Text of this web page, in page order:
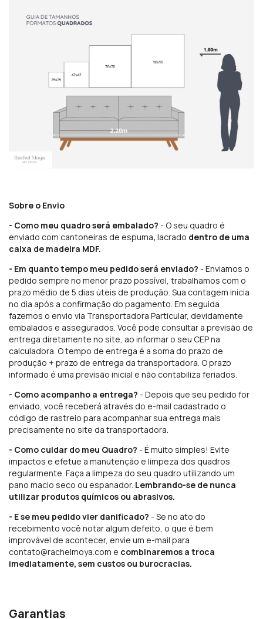
Sobre o Envio
- Como meu quadro será embalado? - O seu quadro é
enviado com cantoneiras de espuma, lacrado dentro de uma
caixa de madeira MDF.
- Em quanto tempo meu pedido será enviado? - Enviamos o
pedido sempre no menor prazo possível, trabalhamos com o
prazo médio de 5 dias úteis de produção. Sua contagem inicia
no dia após a confirmação do pagamento. Em seguida
fazemos o envio via Transportadora Particular, devidamente
embalados e assegurados. Você pode consultar a previsão de
entrega diretamente no site, ao informar o seu CEP na
calculadora. O tempo de entrega é a soma do prazo de
produção + prazo de entrega da transportadora. O prazo
informado é uma previsão inicial e não contabiliza feriados.
- Como acompanho a entrega? - Depois que seu pedido for
enviado, você receberá através do e-mail cadastrado o
código de rastreio para acompanhar sua entrega mais
precisamente no site da transportadora.
- Como cuidar do meu Quadro? - É muito simples! Evite
impactos e efetue a manutenção e limpeza dos quadros
regularmente. Faça a limpeza do seu quadro utilizando um
pano macio seco ou espanador. Lembrando-se de nunca
utilizar produtos químicos ou abrasivos.
- E se meu pedido vier danificado? - Se no ato do
recebimento você notar algum defeito, o que é bem
improvável de acontecer, envie um e-mail para
contato@rachelmoya.com e combinaremos a troca
imediatamente, sem custos ou burocracias.
Garantias